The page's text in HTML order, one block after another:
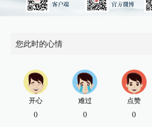
您此时的心情
开心
0
难过
0
点赞
0